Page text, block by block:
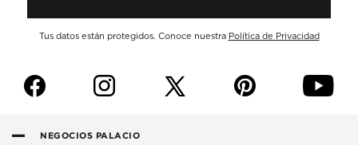
Tus datos están protegidos. Conoce nuestra Política de Privacidad
f i p y
NEGOCIOS PALACIO